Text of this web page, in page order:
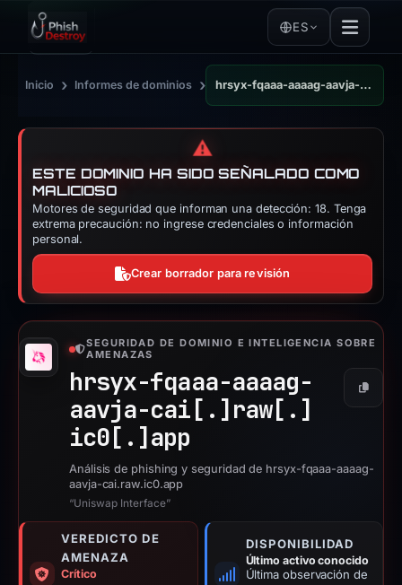
ES
Inicio › Informes de dominios › hrsyx-fqaaa-aaaag-aavja-cai.raw.ic0.app
⚠️
ESTE DOMINIO HA SIDO SEÑALADO COMO
MALICIOSO
Motores de seguridad que informan una detección: 18. Tenga
extrema precaución: no ingrese credenciales o información
personal.
Crear borrador para revisión
SEGURIDAD DE DOMINIO E INTELIGENCIA SOBRE
AMENAZAS
hrsyx-fqaaa-aaaag-
aavja-cai[.] raw[.]
ic0[.] app
Copiar
Análisis de phishing y seguridad de hrsyx-fqaaa-aaaag-
aavja-cai.raw.ic0.app
“Uniswap Interface”
VEREDICTO DE
AMENAZA
Crítico
DISPONIBILIDAD
Último activo conocido
Última observación de